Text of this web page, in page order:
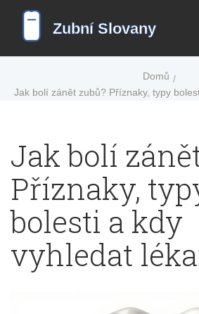
Domů
Jak bolí zánět zubů? Příznaky, typy
Jak bolí
Příznaky,
bolesti a kdy
vyhledat